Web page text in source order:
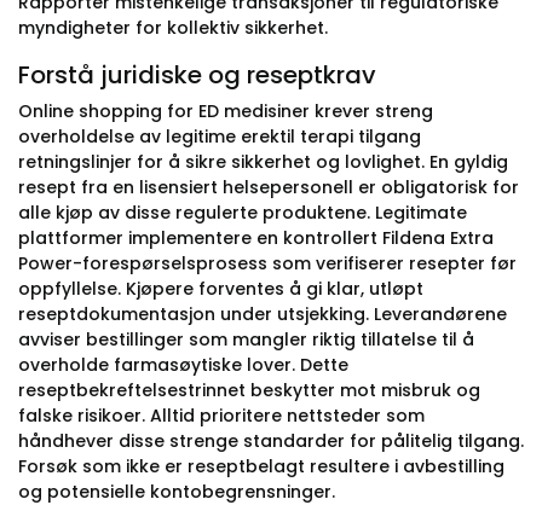
myndigheter for kollektiv sikkerhet.
Forstå juridiske og reseptkrav
Online shopping for ED medisiner krever streng
overholdelse av legitime erektil terapi tilgang
retningslinjer for å sikre sikkerhet og lovlighet. En gyldig
resept fra en lisensiert helsepersonell er obligatorisk for
alle kjøp av disse regulerte produktene. Legitimate
plattformer implementere en kontrollert Fildena Extra
Power-forespørselsprosess som verifiserer resepter før
oppfyllelse. Kjøpere forventes å gi klar, utløpt
reseptdokumentasjon under utsjekking. Leverandørene
avviser bestillinger som mangler riktig tillatelse til å
overholde farmasøytiske lover. Dette
reseptbekreftelsestrinnet beskytter mot misbruk og
falske risikoer. Alltid prioritere nettsteder som
håndhever disse strenge standarder for pålitelig tilgang.
Forsøk som ikke er reseptbelagt resultere i avbestilling
og potensielle kontobegrensninger.